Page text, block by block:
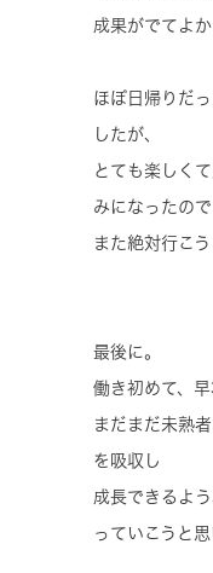
成果がでてよ
ほぼ日帰りだ
したが、
とても楽しく
みになったので
また絶対行こ
最後に。
働き初めて、
まだまだ未熟
を吸収し
成長できるよ
っていこうと